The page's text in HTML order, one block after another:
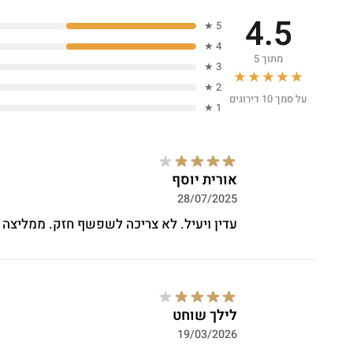
4.5
מתוך 5
★★★★★
על סמך 10 דירוגים
5 ★
4 ★
3 ★
2 ★
1 ★
אורית יוסף
28/07/2025
עדין ויעיל. לא צריכה לשפשף חזק. ממליצה
לילך שוחט
19/03/2026